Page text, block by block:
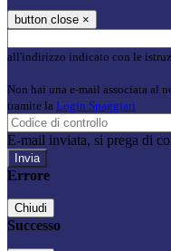
button close ×
all'indirizzo indicato con le
Non hai una e-mail associata al
tramite la Login Spaggiari
E-mail inviata, si prega di
Errore
Chiudi
Successo